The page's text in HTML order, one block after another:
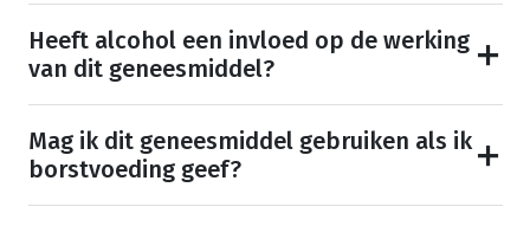
Heeft alcohol een invloed op de werking
van dit geneesmiddel?
Mag ik dit geneesmiddel gebruiken als ik
borstvoeding geef?